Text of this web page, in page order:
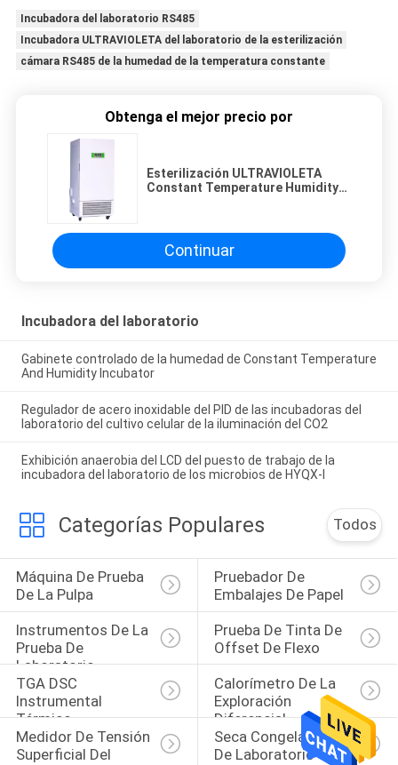
Incubadora del laboratorio RS485
Incubadora ULTRAVIOLETA del laboratorio de la esterilización
cámara RS485 de la humedad de la temperatura constante
Obtenga el mejor precio por
Esterilización ULTRAVIOLETA
Constant Temperature Humidity
Continuar
Incubadora del laboratorio
Gabinete controlado de la humedad de Constant Temperature
And Humidity Incubator
Regulador de acero inoxidable del PID de las incubadoras del
laboratorio del cultivo celular de la iluminación del CO2
Exhibición anaerobia del LCD del puesto de trabajo de la
incubadora del laboratorio de los microbios de HYQX-I
Categorías Populares Todos
Máquina De Prueba
De La Pulpa
Pruebador De
Embalajes De Papel
Instrumentos De La
Prueba De
Laboratorio
Prueba De Tinta De
Offset De Flexo
TGA DSC
Instrumental
Térmico
Calorímetro De La
Exploración
Diferencial
Medidor De Tensión
Superficial Del
Seca Congeladora
De Laboratorio Con